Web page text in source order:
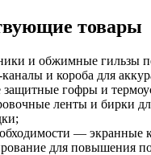
товары
и обжимные гильзы
каналы и короба для
защитные гофры и
ленты и бирки
— экранные
для повышения